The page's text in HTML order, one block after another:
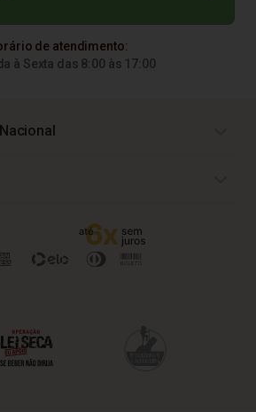
de atendimento:
à Sexta das 8:00 às 17:00